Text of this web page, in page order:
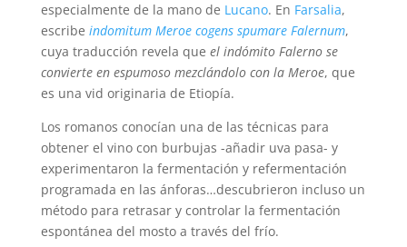
especialmente de la mano de Lucano. En Farsalia,
escribe indomitum Meroe cogens spumare Falernum,
cuya traducción revela que el indómito Falerno se
convierte en espumoso mezclándolo con la Meroe, que
es una vid originaria de Etiopía.
Los romanos conocían una de las técnicas para
obtener el vino con burbujas -añadir uva pasa- y
experimentaron la fermentación y refermentación
programada en las ánforas…descubrieron incluso un
método para retrasar y controlar la fermentación
espontánea del mosto a través del frío.